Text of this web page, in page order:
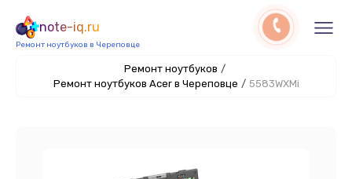
note-iq.ru
Ремонт ноутбуков в Череповце
Ремонт ноутбуков /
Ремонт ноутбуков Acer в Череповце / 5583WXMi